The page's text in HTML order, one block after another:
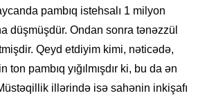
pambıq istehsalı 1 milyon
düşmüşdür. Ondan sonra tənəzzül
Qeyd etdiyim kimi, nəticədə,
ton pambıq yığılmışdır ki, bu da ən
illərində isə sahənin inkişafı